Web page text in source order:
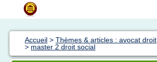
Accueil > Thèmes & articles : avocat droit
> master 2 droit social